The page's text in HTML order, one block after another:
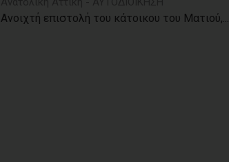
Ανοιχτή επιστολή του κάτοικου του Ματιού,...